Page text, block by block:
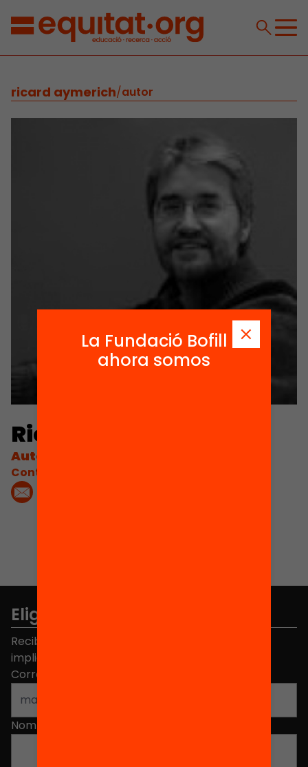
ricard aymerich/autor
Ricard Aymerich
Autor
Contacta'm:
Elige equidad
Recibe contenidos, iniciativas y proyectos para
implicarte.
Correo electrónico
Nombre
La Fundació Bofill
ahora somos